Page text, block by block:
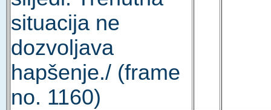
situacija ne
dozvoljava
hapšenje./ (frame
no. 1160)